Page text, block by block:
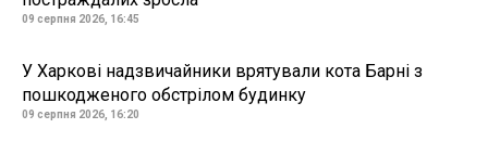
09 серпня 2026, 16:45
У Харкові надзвичайники врятували кота Барні з
пошкодженого обстрілом будинку
09 серпня 2026, 16:20